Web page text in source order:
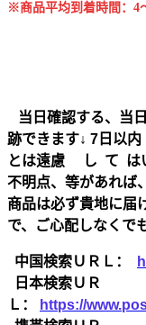
※商品平均到着時間：4
当日確認する、当
跡できます↓ 7日以
とは遠慮 し て は
不明点、等があれ
商品は必ず貴地に届
で、ご心配しなくで
中国検索ＵＲＬ：
日本検索ＵＲ
Ｌ：
https://